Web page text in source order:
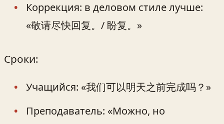
Коррекция: в деловом стиле лучше:
«敬请尽快回复。/ 盼复。»
Сроки:
Учащийся: «我们可以明天之前完成吗？»
Преподаватель: «Можно, но